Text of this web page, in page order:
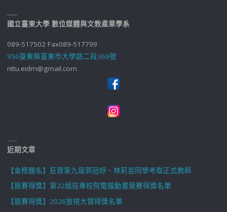
國立臺東大學 數位媒體與文教產業學系
089-517502 Fax089-517799
950臺東縣臺東市大學路二段369號
nttu.eidm@gmail.com
近期文章
【金榜題名】狂賀第九屆郭冠妤、林莉芸同學考取正式教師
【競賽得獎】第22屆技專校院電腦動畫競賽得獎名單
【競賽得獎】2026放視大賞得獎名單